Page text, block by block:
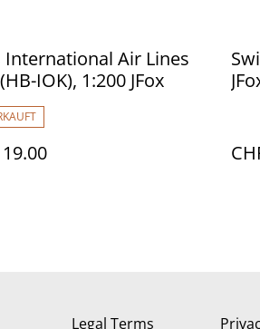
International Air Lines
IOK), 1:200 JFox
Legal Terms